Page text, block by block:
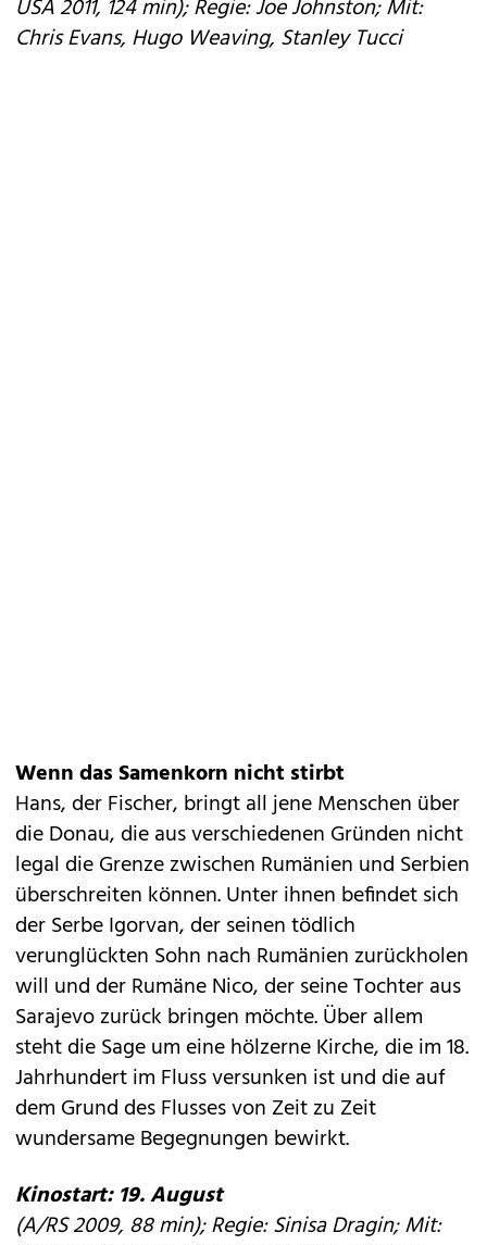
USA 2011, 124 min); Regie: Joe Johnston; Mit:
Chris Evans, Hugo Weaving, Stanley Tucci
Wenn das Samenkorn nicht stirbt
Hans, der Fischer, bringt all jene Menschen über
die Donau, die aus verschiedenen Gründen nicht
legal die Grenze zwischen Rumänien und Serbien
überschreiten können. Unter ihnen befindet sich
der Serbe Igorvan, der seinen tödlich
verunglückten Sohn nach Rumänien zurückholen
will und der Rumäne Nico, der seine Tochter aus
Sarajevo zurück bringen möchte. Über allem
steht die Sage um eine hölzerne Kirche, die im 18.
Jahrhundert im Fluss versunken ist und die auf
dem Grund des Flusses von Zeit zu Zeit
wundersame Begegnungen bewirkt.
Kinostart: 19. August
(A/RS 2009, 88 min); Regie: Sinisa Dragin; Mit: